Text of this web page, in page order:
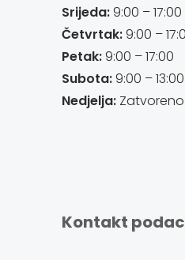
Srijeda:9:00 – 17:00
Četvrtak:9:00 –
Petak:9:00 – 17:00
Subota:9:00 – 13:00
Nedjelja:Zatvoreno
Kontakt